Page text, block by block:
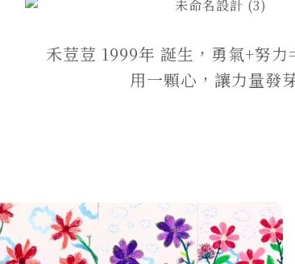
禾荳荳 1999年 誕生，勇氣+努力
用一顆心，讓力量發